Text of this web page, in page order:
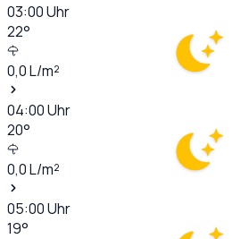
03:00Uhr
22°
0,0L/m²
04:00Uhr
20°
0,0L/m²
05:00Uhr
19°